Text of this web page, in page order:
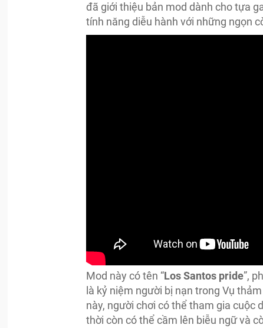
đã giới thiệu bản mod dành cho tựa
tính năng diễu hành với những ngọn
Mod này có tên “Los Santos pride”,
là kỷ niệm người bị nạn trong Vụ
này, người chơi có thể tham gia cuộc
thời còn có thể cầm lên biễu ngữ và